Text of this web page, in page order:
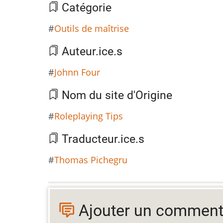
Catégorie
Outils de maîtrise
Auteur.ice.s
Johnn Four
Nom du site d'Origine
Roleplaying Tips
Traducteur.ice.s
Thomas Pichegru
Ajouter un